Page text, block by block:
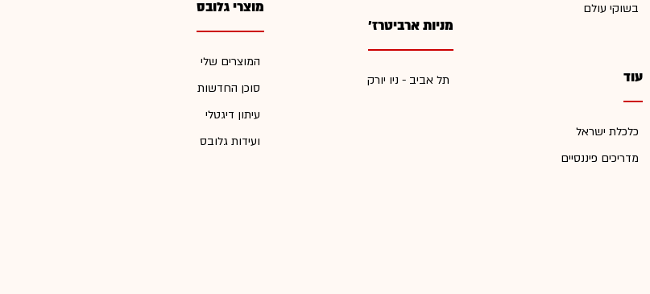
בשוקי עולם
עוד
כלכלת ישראל
מדריכים פיננסיים
מניות ארביטרז'
תל אביב - ניו יורק
מוצרי גלובס
המוצרים שלי
סוכן החדשות
עיתון דיגטלי
ועידות גלובס